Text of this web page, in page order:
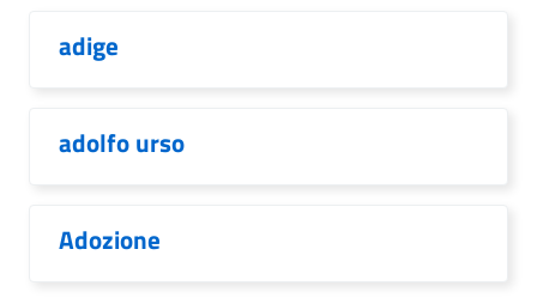
adige
adolfo urso
Adozione